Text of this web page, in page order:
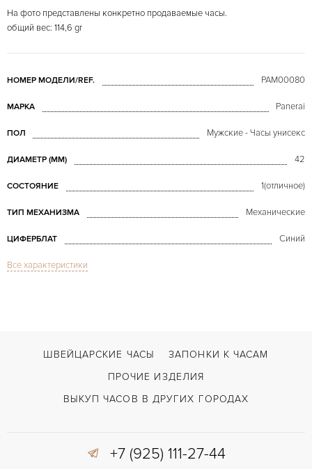
На фото представлены конкретно продаваемые часы.
общий вес: 114,6 gr
НОМЕР МОДЕЛИ/REF. PAM00080
МАРКА Panerai
ПОЛ Мужские - Часы унисекс
ДИАМЕТР (MM) 42
СОСТОЯНИЕ 1(отличное)
ТИП МЕХАНИЗМА Механические
ЦИФЕРБЛАТ Синий
СТЕКЛО
Застежка с помощью шипа
Все характеристики
ШВЕЙЦАРСКИЕ ЧАСЫ
ЗАПОНКИ К ЧАСАМ
ПРОЧИЕ ИЗДЕЛИЯ
ВЫКУП ЧАСОВ В ДРУГИХ ГОРОДАХ
+7 (925) 111-27-44